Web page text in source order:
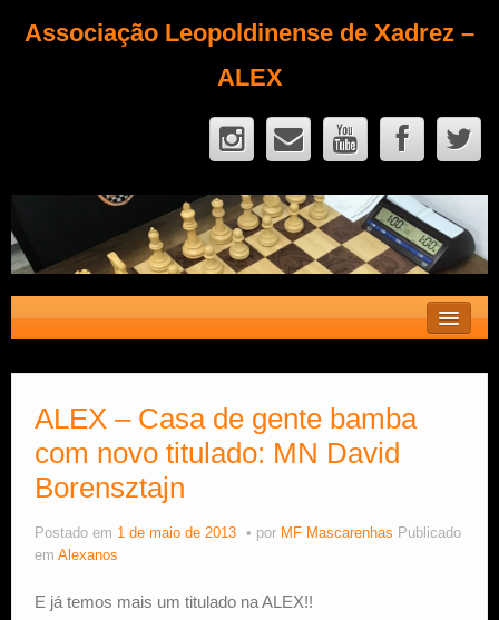
Associação Leopoldinense de Xadrez –
ALEX
Fique Sócio
Quem Somos?
Calendário
Estude Xadrez
ALEX – Casa de gente bamba
com novo titulado: MN David
Borensztajn
Postado em 1 de maio de 2013 por MF Mascarenhas Publicado
em Alexanos
E já temos mais um titulado na ALEX!!